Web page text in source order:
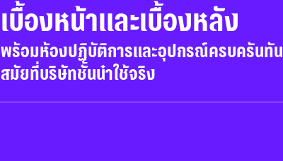
เบื้องหน้าและเบื้องหลัง
พร้อมห้องปฏิบัติการและอุปกรณ์ครบครันทัน
สมัยที่บริษัทชั้นนำใช้จริง